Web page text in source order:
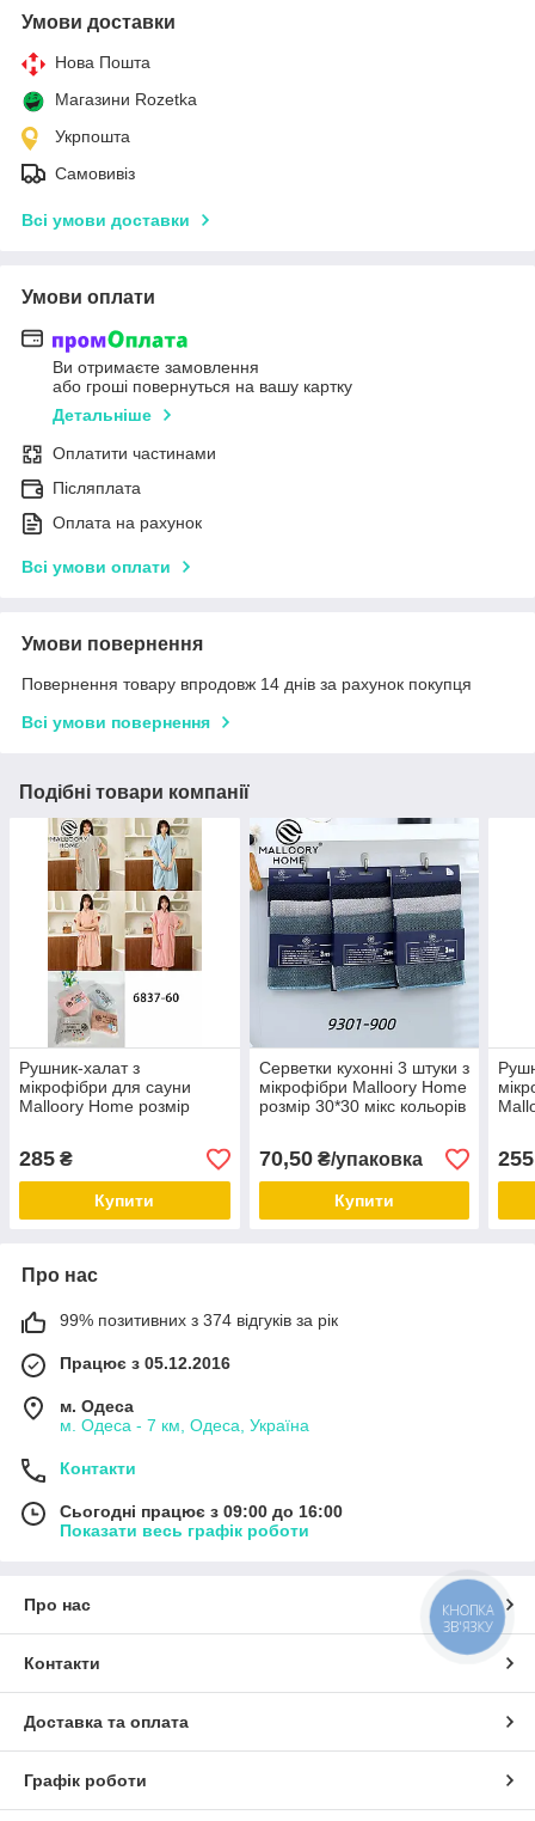
Умови доставки
Нова Пошта
Магазини Rozetka
Укрпошта
Самовивіз
Всі умови доставки
Умови оплати
Ви отримаєте замовлення
або гроші повернуться на вашу картку
Детальніше
Оплатити частинами
Післяплата
Оплата на рахунок
Всі умови оплати
Умови повернення
Повернення товару впродовж 14 днів за рахунок покупця
Всі умови повернення
Подібні товари компанії
Рушник-халат з
мікрофібри для сауни
Malloory Home розмір
285 ₴
Купити
Серветки кухонні 3 штуки з
мікрофібри Malloory Home
розмір 30*30 мікс кольорів
70,50₴/упаковка
Купити
255
Про нас
99% позитивних з 374 відгуків за рік
Працює з 05.12.2016
м. Одеса
м. Одеса - 7 км, Одеса, Україна
Контакти
Сьогодні працює з 09:00 до 16:00
Показати весь графік роботи
Про нас
Контакти
Доставка та оплата
Графік роботи
КНОПКА
ЗВ'ЯЗКУ